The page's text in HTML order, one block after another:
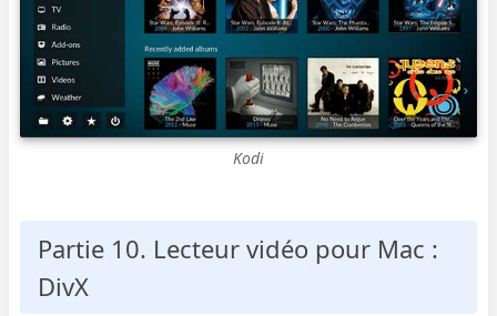
Kodi
Partie 10. Lecteur vidéo pour Mac :
DivX